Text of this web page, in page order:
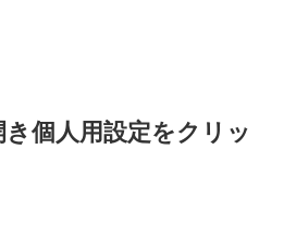
き個人用設定をクリッ